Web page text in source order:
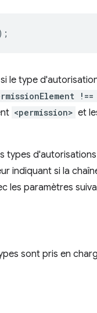
le type
<permission> et
indiquant si la
les paramètres
sont pris en